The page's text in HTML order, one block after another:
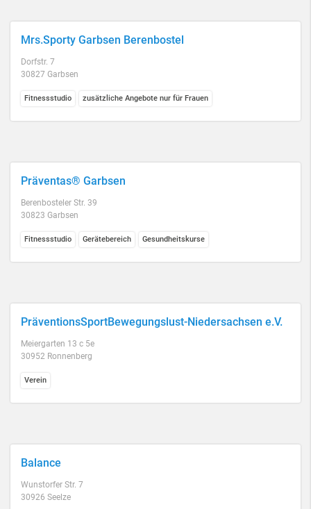
Mrs.Sporty Garbsen Berenbostel
Dorfstr. 7
30827 Garbsen
Fitnessstudio zusätzliche Angebote nur für Frauen
Präventas® Garbsen
Berenbosteler Str. 39
30823 Garbsen
Fitnessstudio Gerätebereich Gesundheitskurse
PräventionsSportBewegungslust-Niedersachsen e.V.
Meiergarten 13 c 5e
30952 Ronnenberg
Verein
Balance
Wunstorfer Str. 7
30926 Seelze